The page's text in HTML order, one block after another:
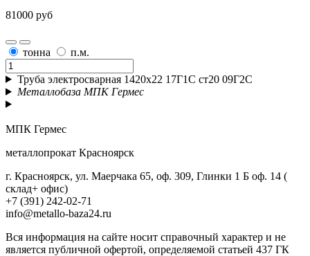
81000 руб
тонна п.м.
Труба электросварная 1420х22 17Г1С ст20 09Г2С
Металлобаза МПК Гермес
МПК Гермес
металлопрокат Красноярск
г. Красноярск, ул. Маерчака 65, оф. 309, Глинки 1 Б оф. 14 (
склад+ офис)
+7 (391) 242-02-71
info@metallo-baza24.ru
Вся информация на сайте носит справочный характер и не
является публичной офертой, определяемой статьей 437 ГК